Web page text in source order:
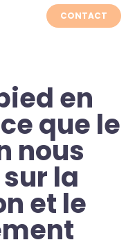
CONTACT
en
que le
nous
la
et le